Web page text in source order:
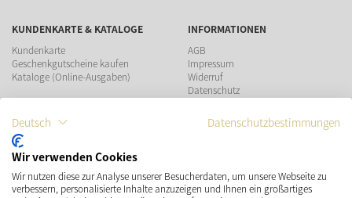
KUNDENKARTE & KATALOGE
Kundenkarte
Geschenkgutscheine kaufen
Kataloge (Online-Ausgaben)
INFORMATIONEN
AGB
Impressum
Widerruf
Datenschutz
ZAHLUNGSMÖGLICHKEITEN
VERSAND SOCIAL MEDIA
Deutsch Datenschutzbestimmungen
Wir verwenden Cookies
Wir nutzen diese zur Analyse unserer Besucherdaten, um unsere Webseite zu
verbessern, personalisierte Inhalte anzuzeigen und Ihnen ein großartiges